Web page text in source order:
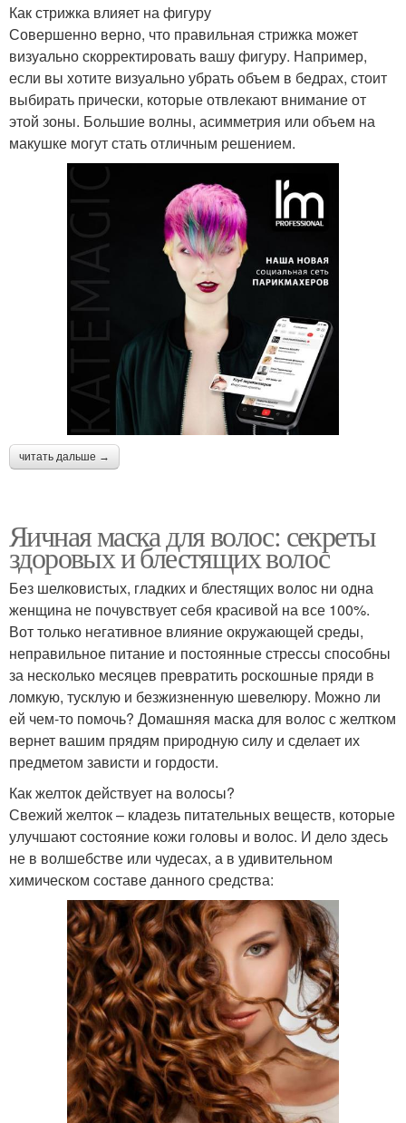
Как стрижка влияет на фигуру
Совершенно верно, что правильная стрижка может
визуально скорректировать вашу фигуру. Например,
если вы хотите визуально убрать объем в бедрах, стоит
выбирать прически, которые отвлекают внимание от
этой зоны. Большие волны, асимметрия или объем на
макушке могут стать отличным решением.
читать дальше →
Яичная маска для волос: секреты
здоровых и блестящих волос
Без шелковистых, гладких и блестящих волос ни одна
женщина не почувствует себя красивой на все 100%.
Вот только негативное влияние окружающей среды,
неправильное питание и постоянные стрессы способны
за несколько месяцев превратить роскошные пряди в
ломкую, тусклую и безжизненную шевелюру. Можно ли
ей чем-то помочь? Домашняя маска для волос с желтком
вернет вашим прядям природную силу и сделает их
предметом зависти и гордости.
Как желток действует на волосы?
Свежий желток – кладезь питательных веществ, которые
улучшают состояние кожи головы и волос. И дело здесь
не в волшебстве или чудесах, а в удивительном
химическом составе данного средства: